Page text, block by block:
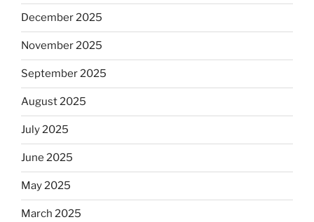
December 2025
November 2025
September 2025
August 2025
July 2025
June 2025
May 2025
March 2025